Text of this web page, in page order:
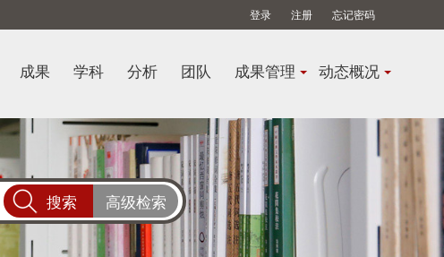
登录 注册 忘记密码
成果 学科 分析 团队 成果管理 动态概况
高级检索